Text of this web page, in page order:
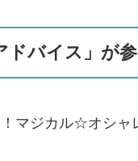
ドバイス」が